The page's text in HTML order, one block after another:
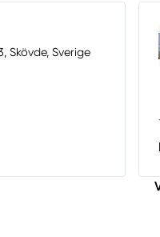
Skövde, Sverige